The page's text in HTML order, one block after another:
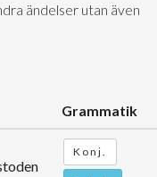
ändelser utan även
Grammatik
Konj.